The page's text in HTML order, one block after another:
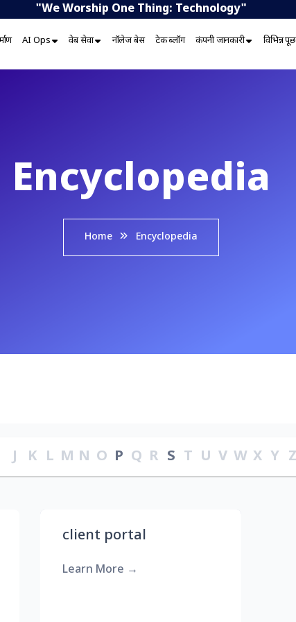
"We Worship One Thing: Technology"
AI Ops वेब सेवा नॉलेज बेस टेक ब्लॉग कंपनी जानकारी विभिन्न
Encyclopedia
Home Encyclopedia
J K L M N O P Q R S T U V W X Y Z
client portal
Learn More →